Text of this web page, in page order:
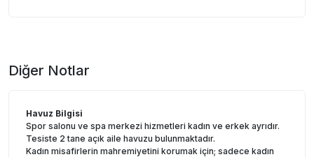
Diğer Notlar
Havuz Bilgisi
Spor salonu ve spa merkezi hizmetleri kadın ve erkek ayrıdır.
Tesiste 2 tane açık aile havuzu bulunmaktadır.
Kadın misafirlerin mahremiyetini korumak için; sadece kadın